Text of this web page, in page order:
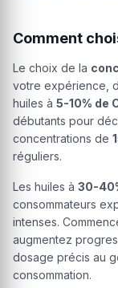
Comment
Le choix de la
votre expérience,
huiles à 5-10% de
débutants pour
concentrations de
réguliers.
Les huiles à 30-
consommateurs
intenses.
augmentez
dosage précis au
consommation.